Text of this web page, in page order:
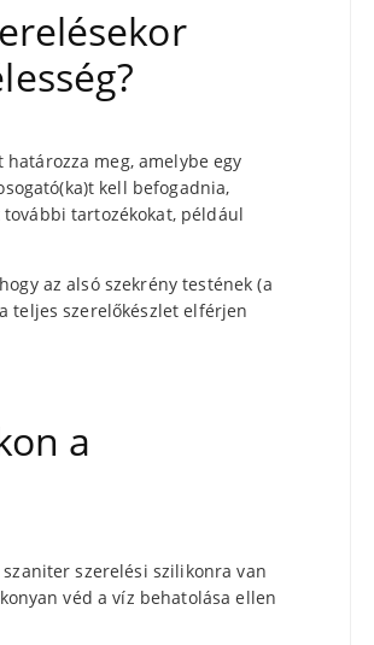
meg, amelybe egy
kell befogadnia,
tartozékokat, például
az alsó szekrény testének (a
teljes szerelőkészlet elférjen
a
szerelési szilikonra van
véd a víz behatolása ellen